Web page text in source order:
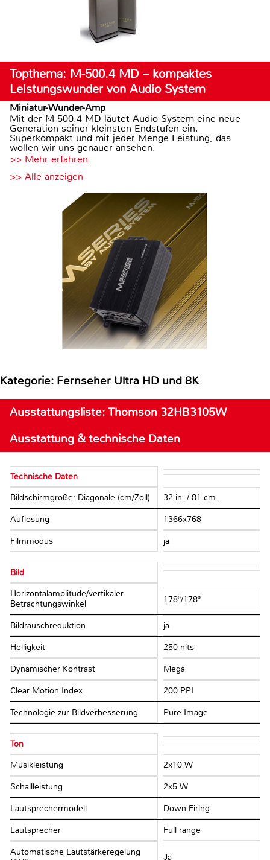
Topthema: M-500.4 MD – kompaktes
Leistungswunder von Audio System
Miniatur-Wunder-Amp
Mit der M-500.4 MD läutet Audio System eine neue
Generation seiner kleinsten Endstufen ein.
Superkompakt und mit jeder Menge Leistung, das
wollen wir uns genauer ansehen.
>> Mehr erfahren
>> Alle anzeigen
Kategorie: Fernseher Ultra HD und 8K
Ausstattungsliste: Thomson 32HB3105W
Ausstattung & technische Daten
Technische Daten
Bildschirmgröße: Diagonale (cm/Zoll) 32 in. / 81 cm.
Auflösung 1366x768
Filmmodus ja
Bild
Horizontalamplitude/vertikaler
Betrachtungswinkel
178⁰/178⁰
Bildrauschreduktion ja
Helligkeit 250 nits
Dynamischer Kontrast Mega
Clear Motion Index 200 PPI
Technologie zur Bildverbesserung Pure Image
Ton
Musikleistung 2x10 W
Schallleistung 2x5 W
Lautsprechermodell Down Firing
Lautsprecher Full range
Automatische Lautstärkeregelung
Ja